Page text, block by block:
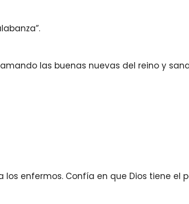
las buenas nuevas del reino y
los enfermos. Confía en que Dios tiene el